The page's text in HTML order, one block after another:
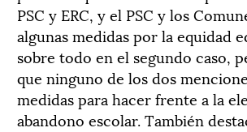
PSC y ERC, y el PSC y los
algunas medidas por la equidad
sobre todo en el segundo caso,
que ninguno de los dos
medidas para hacer frente a la
abandono escolar. También